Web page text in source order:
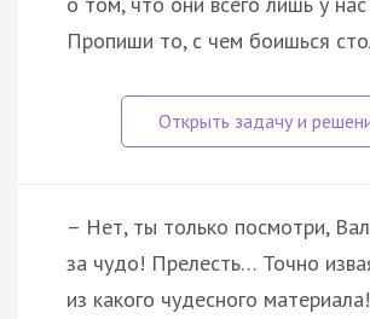
Пропиши то, с чем боишься
– Нет, ты только посмотри,
за чудо! Прелесть… Точно
из какого чудесного